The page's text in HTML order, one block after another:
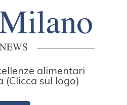
alimentari
(Clicca sul logo)